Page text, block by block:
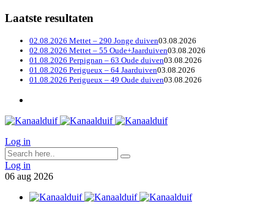
Laatste resultaten
02.08.2026 Mettet – 290 Jonge duiven03.08.2026
02.08.2026 Mettet – 55 Oude+Jaarduiven03.08.2026
01.08.2026 Perpignan – 63 Oude duiven03.08.2026
01.08.2026 Perigueux – 64 Jaarduiven03.08.2026
01.08.2026 Perigueux – 49 Oude duiven03.08.2026
Log in
Log in
06 aug 2026